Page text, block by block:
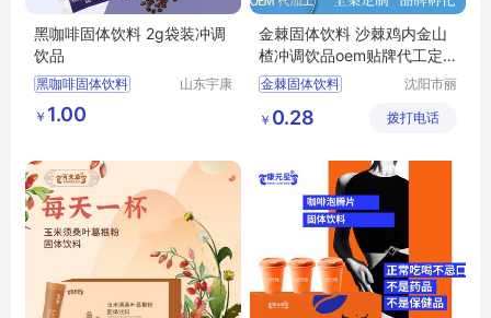
黑咖啡固体饮料 2g袋装冲调
饮品
黑咖啡固体饮料
黑咖啡固体饮料贴牌
袋装冲调饮品代工
山东宇康
￥ 1.00
金棘固体饮料 沙棘鸡内金山
楂冲调饮品oem贴牌代工定
制生产厂家
金棘固体饮料
鸡内金山楂
oem贴牌代工定制生产厂家
沈阳市丽
药科技有
￥ 0.28 拨打电话